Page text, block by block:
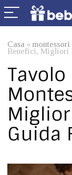
Casa » montessori
Benefici, Migliori
Guida